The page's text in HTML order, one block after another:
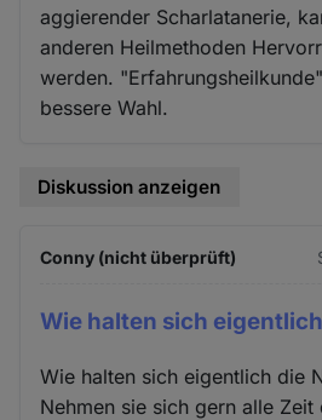
aggierender Scharlatanerie,
anderen Heilmethoden
werden.
bessere Wahl.
Diskussion anzeigen
Conny (nicht überprüft)
Wie halten sich eigentlich
Wie halten sich eigentlich die
Nehmen sie sich gern alle Zeit